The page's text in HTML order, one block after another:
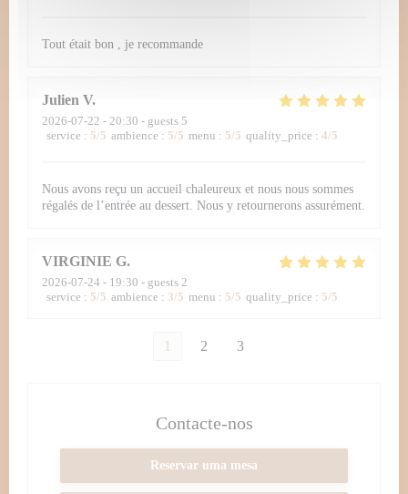
Tout était bon , je recommande
Julien V
2026-07-22 - 20:30 - guests 5
service : 5/5 ambience : 5/5 menu : 5/5 quality_price : 4/5
Nous avons reçu un accueil chaleureux et nous nous sommes
régalés de l’entrée au dessert. Nous y retournerons assurément.
VIRGINIE G
2026-07-24 - 19:30 - guests 2
service : 5/5 ambience : 3/5 menu : 5/5 quality_price : 5/5
1 2 3
Contacte-nos
Reservar uma mesa